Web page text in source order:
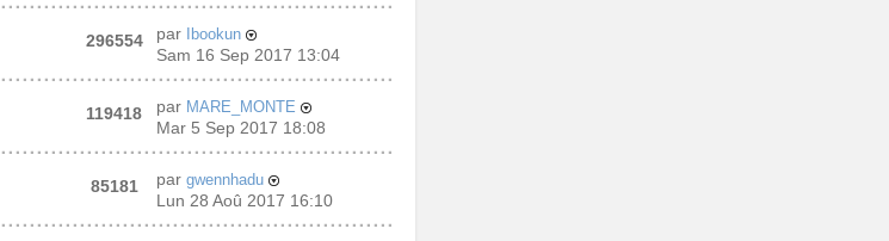
296554 par Ibookun
Sam 16 Sep 2017 13:04
119418 par MARE_MONTE
Mar 5 Sep 2017 18:08
85181 par gwennhadu
Lun 28 Aoû 2017 16:10